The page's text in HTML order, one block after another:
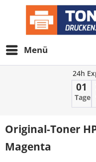
Menü
24h
01
Tage
Original-Toner
Magenta